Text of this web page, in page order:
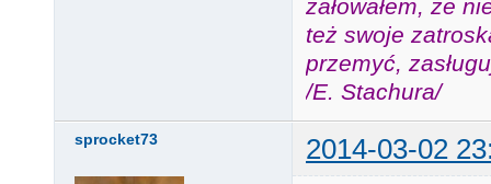
żałowałem, że
też swoje
przemyć,
/E. Stachura/
sprocket73 2014-03-02